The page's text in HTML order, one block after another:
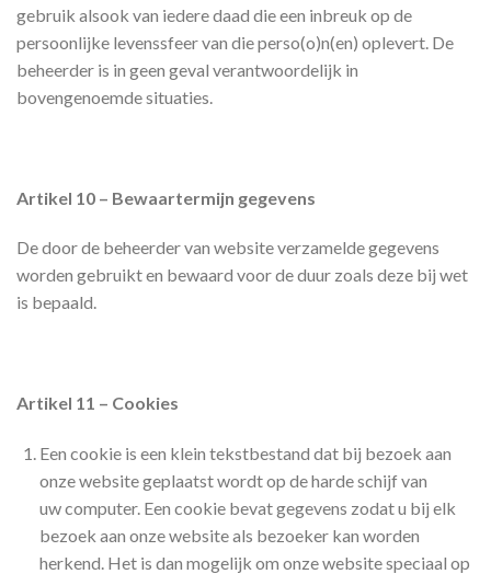
gebruik alsook van iedere daad die een inbreuk op de
persoonlijke levenssfeer van die perso(o)n(en) oplevert. De
beheerder is in geen geval verantwoordelijk in
bovengenoemde situaties.
Artikel 10 – Bewaartermijn gegevens
De door de beheerder van website verzamelde gegevens
worden gebruikt en bewaard voor de duur zoals deze bij wet
is bepaald.
Artikel 11 – Cookies
Een cookie is een klein tekstbestand dat bij bezoek aan
onze website geplaatst wordt op de harde schijf van
uw computer. Een cookie bevat gegevens zodat u bij elk
bezoek aan onze website als bezoeker kan worden
herkend. Het is dan mogelijk om onze website speciaal op